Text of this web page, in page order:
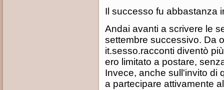
Il successo fu abbastanza
Andai avanti a scrivere le
settembre successivo. Da
it.sesso.racconti diventò
ero limitato a postare,
Invece, anche sull'invito di
a partecipare attivamente